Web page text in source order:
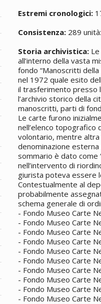
Estremi cronologici:
Consistenza: 289
Storia archivistica:
all’interno della vasta
fondo “Manoscritti
nel 1972 quale esito
il trasferimento presso
l’archivio storico della
manoscritti, parti di
Le carte furono
nell’elenco topografico
volontario, mentre
denominazione esterna
sommario è dato come
nell’intervento di
giurista poteva essere
Contestualmente al
probabilmente
schema generale di
- Fondo Museo Carte
- Fondo Museo Carte
- Fondo Museo Carte
- Fondo Museo Carte
- Fondo Museo Carte
- Fondo Museo Carte
- Fondo Museo Carte
- Fondo Museo Carte
- Fondo Museo Carte
- Fondo Museo Carte